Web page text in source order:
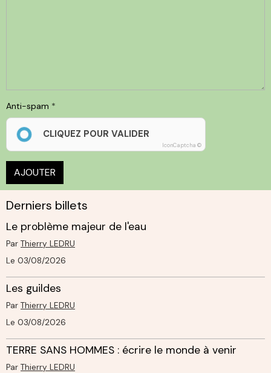
Anti-spam
CLIQUEZ POUR VALIDER
IconCaptcha ©
AJOUTER
Derniers billets
Le problème majeur de l'eau
Par Thierry LEDRU
Le 03/08/2026
Les guildes
Par Thierry LEDRU
Le 03/08/2026
TERRE SANS HOMMES : écrire le monde à venir
Par Thierry LEDRU